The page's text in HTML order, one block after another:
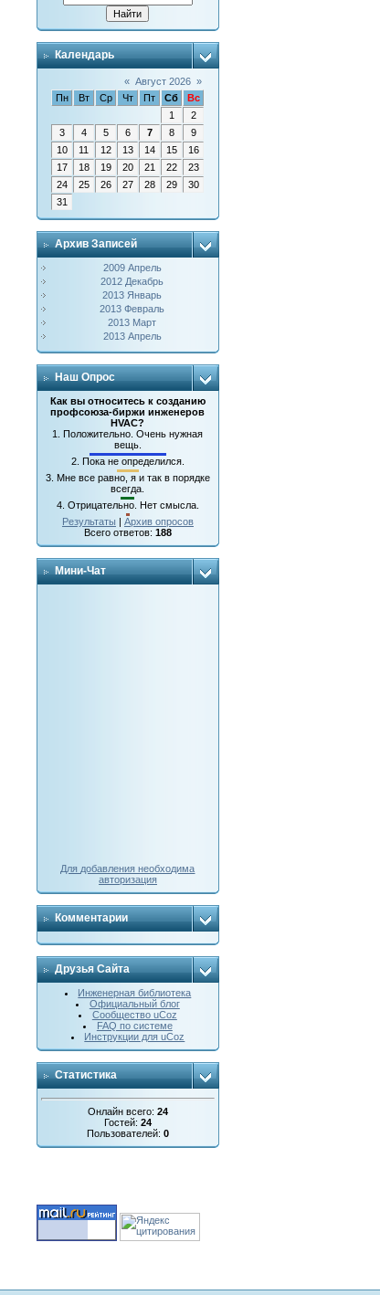
Календарь
« Август 2026 »
Пн
Вт Ср Чт Пт Сб
Вс
1
2
3
4 5 6 7 8
9
10
11 12 13 14 15
16
17
18 19 20 21 22
23
24
25 26 27 28 29
30
31
Архив Записей
2009 Апрель
2012 Декабрь
2013 Январь
2013 Февраль
2013 Март
2013 Апрель
Наш Опрос
Как вы относитесь к созданию
профсоюза-биржи инженеров
HVAC?
1.Положительно. Очень нужная
вещь.
2. Пока не определился.
3. Мне все равно, я и так в порядке
всегда.
4. Отрицательно. Нет смысла.
Результаты | Архив опросов
Всего ответов: 188
Мини-Чат
Для добавления необходима
авторизация
Комментарии
Друзья Сайта
Инженерная библиотека
Официальный блог
Сообщество uCoz
FAQ по системе
Инструкции для uCoz
Статистика
Онлайн всего: 24
Гостей: 24
Пользователей: 0